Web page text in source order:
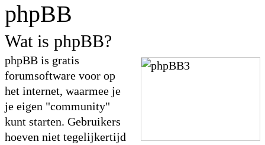
phpBB
Wat is phpBB?
phpBB is gratis
forumsoftware voor op
het internet, waarmee je
je eigen "community"
kunt starten. Gebruikers
hoeven niet tegelijkertijd